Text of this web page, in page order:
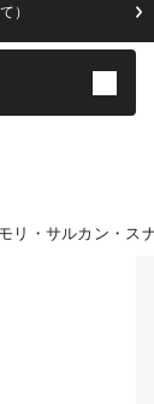
）
リ・サルカン・ス
極上品